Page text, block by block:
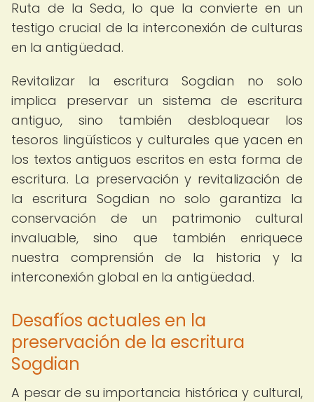
Ruta de la Seda, lo que la convierte en un
testigo crucial de la interconexión de culturas
en la antigüedad.
Revitalizar la escritura Sogdian no solo
implica preservar un sistema de escritura
antiguo, sino también desbloquear los
tesoros lingüísticos y culturales que yacen en
los textos antiguos escritos en esta forma de
escritura. La preservación y revitalización de
la escritura Sogdian no solo garantiza la
conservación de un patrimonio cultural
invaluable, sino que también enriquece
nuestra comprensión de la historia y la
interconexión global en la antigüedad.
Desafíos actuales en la
preservación de la escritura
Sogdian
A pesar de su importancia histórica y cultural,